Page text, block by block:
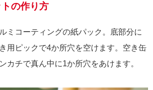
の作り方
ミコーティングの紙パック。底部分に
用ピックで4か所穴を空けます。空き缶
カチで真ん中に1か所穴をあけます。